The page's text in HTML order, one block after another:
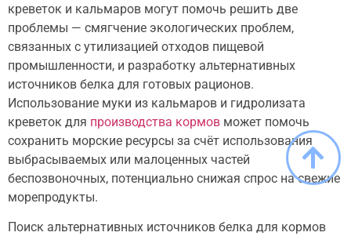
креветок и кальмаров могут помочь решить две
проблемы — смягчение экологических проблем,
связанных с утилизацией отходов пищевой
промышленности, и разработку альтернативных
источников белка для готовых рационов.
Использование муки из кальмаров и гидролизата
креветок для производства кормов может помочь
сохранить морские ресурсы за счёт использования
выбрасываемых или малоценных частей
беспозвоночных, потенциально снижая спрос на свежие
морепродукты.
Поиск альтернативных источников белка для кормов